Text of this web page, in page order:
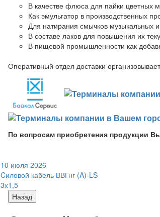
В качестве флюса для пайки цветных
Как эмульгатор в производственных
Для натирания смычков музыкальных
В составе лаков для повышения их
В пищевой промышленности как
Оперативный отдел доставки
По вопросам приобретения продукции
10 июля 2026
Cиловой кабель ВВГнг (A)-LS
3х1,5
Назад